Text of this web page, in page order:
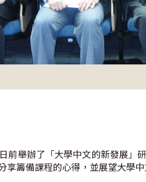
前舉辦了「大學中文的新發展
籌備課程的心得，並展望大學